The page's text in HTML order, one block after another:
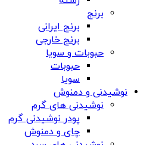
برنج
برنج ایرانی
برنج خارجی
حبوبات و سویا
حبوبات
سویا
نوشیدنی و دمنوش
نوشیدنی های گرم
پودر نوشیدنی گرم
چای و دمنوش